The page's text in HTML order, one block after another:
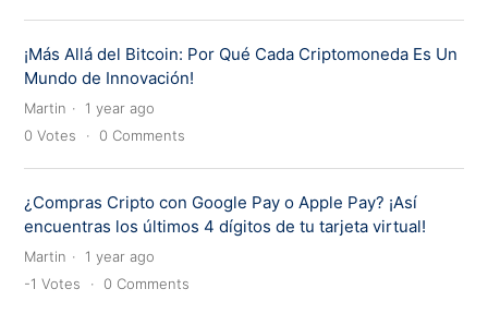
¡Más Allá del Bitcoin: Por Qué Cada Criptomoneda Es Un
Mundo de Innovación!
Martin
1 year ago
0 Votes 0 Comments
¿Compras Cripto con Google Pay o Apple Pay? ¡Así
encuentras los últimos 4 dígitos de tu tarjeta virtual!
Martin
1 year ago
-1 Votes 0 Comments